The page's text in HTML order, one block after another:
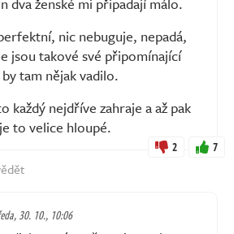
nic nebuguje, nepadá,
jsou takové své připomínající
tam nějak vadilo.
každý nejdříve zahraje a až pak
to velice hloupé.
2 7
30. 10., 10:06